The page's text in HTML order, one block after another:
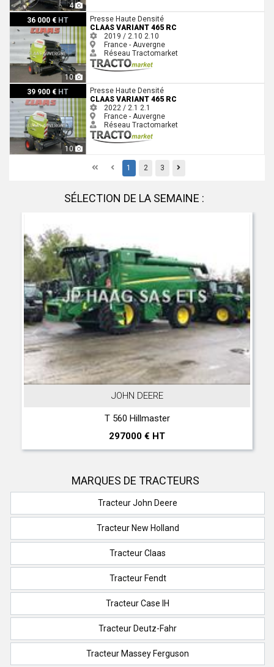
4
36 000 € HT
10
Claas VARIANT 465 RC
Presse Haute Densité
CLAAS VARIANT 465 RC
2019 / 2.10 2.10
France - Auvergne
Réseau Tractomarket
39 900 € HT
10
Claas VARIANT 465 RC
Presse Haute Densité
CLAAS VARIANT 465 RC
2022 / 2.1 2.1
France - Auvergne
Réseau Tractomarket
FirstPrevious
1 2 3 Previous
SÉLECTION DE LA SEMAINE :
JOHN DEERE
T 560 Hillmaster
297000 € HT
MARQUES DE TRACTEURS
Tracteur John Deere
Tracteur New Holland
Tracteur Claas
Tracteur Fendt
Tracteur Case IH
Tracteur Deutz-Fahr
Tracteur Massey Ferguson